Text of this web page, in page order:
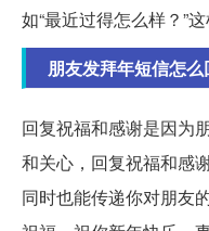
如“最近过得怎么样？”
朋友发拜年短信怎么
回复祝福和感谢是因为
和关心，回复祝福和感
同时也能传递你对朋友